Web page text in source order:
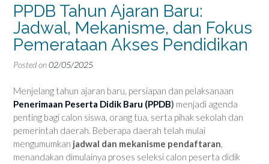
PPDB Tahun Ajaran Baru:
Jadwal, Mekanisme, dan Fokus
Pemerataan Akses Pendidikan
Posted on02/05/2025
Menjelang tahun ajaran baru, persiapan dan pelaksanaan
Penerimaan Peserta Didik Baru (PPDB) menjadi agenda
penting bagi calon siswa, orang tua, serta pihak sekolah dan
pemerintah daerah. Beberapa daerah telah mulai
mengumumkan jadwal dan mekanisme pendaftaran,
menandakan dimulainya proses seleksi calon peserta didik